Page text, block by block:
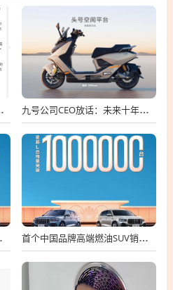
势不可挡 九号公司CEO放话：未来十年电动车要超越燃油车
100万台 首个中国品牌高端燃油SUV销冠！吉利星越L总销量破100万台